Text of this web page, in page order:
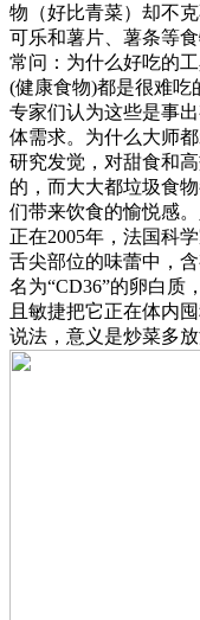
物（好比青菜）却不
可乐和薯片、薯条等
常问：为什么好吃的
(健康食物)都是很难吃
专家们认为这些是事
体需求。为什么大师
研究发觉，对甜食和
的，而大大都垃圾食
们带来饮食的愉悦感
正在2005年，法国科
舌尖部位的味蕾中，
名为“CD36”的卵白质
且敏捷把它正在体内
说法，意义是炒菜多